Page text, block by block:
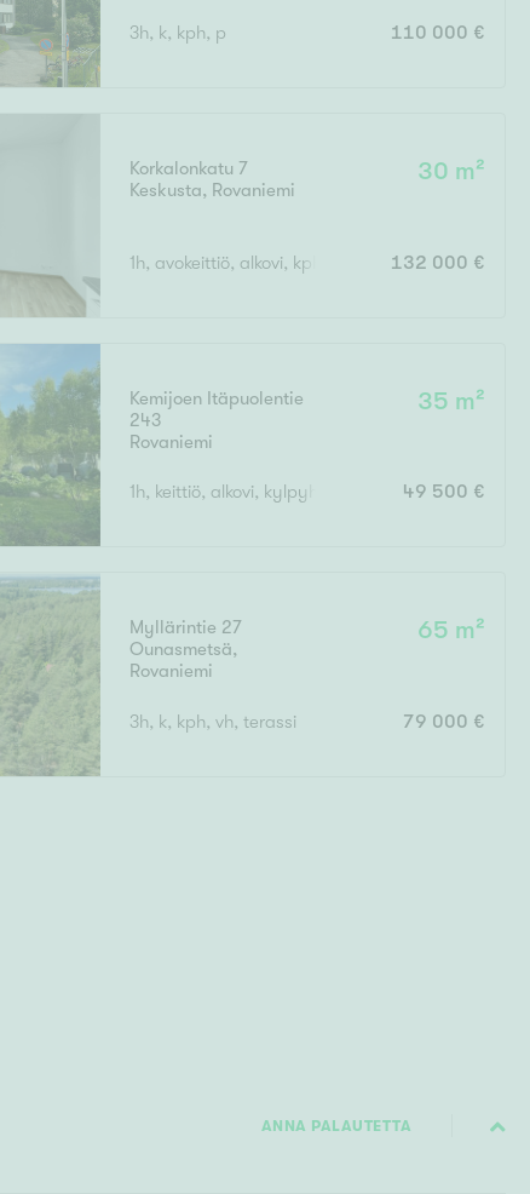
3h, k, kph, p 110 000 €
Korkalonkatu 7
Keskusta, Rovaniemi
30 m²
1h, avokeittiö, alkovi, kph, eteinen, lasitettu
132 000 €
Kemijoen Itäpuolentie
243
Rovaniemi
35 m²
1h, keittiö, alkovi, kylpyhuone, wc, sauna
49 500 €
Myllärintie 27
Ounasmetsä,
Rovaniemi
65 m²
3h, k, kph, vh, terassi 79 000 €
ANNA PALAUTETTA